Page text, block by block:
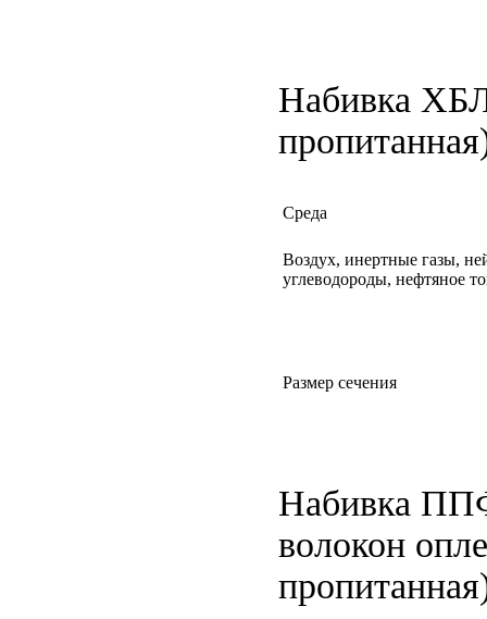
Набивка
Среда
Воздух, инертные газы,
углеводороды, нефтяное
Размер сечения
Набивка
волокон